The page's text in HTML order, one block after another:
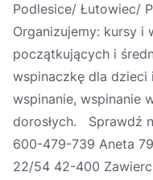
Podlesice/ Łutowiec/
Organizujemy: kursy i
początkujących i
wspinaczkę dla dzieci
wspinanie, wspinanie
dorosłych. Sprawdź
600-479-739 Aneta
22/54 42-400